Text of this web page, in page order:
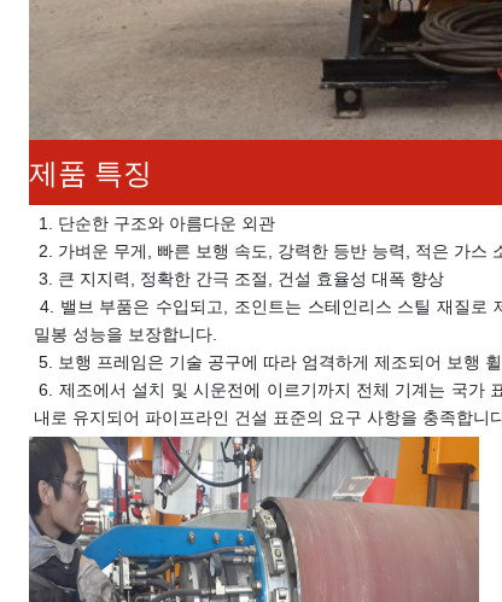
제품 특징
1. 단순한 구조와 아름다운 외관
2. 가벼운 무게, 빠른 보행 속도, 강력한 등반 능력, 적은 가스
3. 큰 지지력, 정확한 간극 조절, 건설 효율성 대폭 향상
4. 밸브 부품은 수입되고, 조인트는 스테인리스 스틸 재질
밀봉 성능을 보장합니다.
5.
보행 프레임은 기술 공구에 따라 엄격하게 제조되어 보행
6. 제조에서 설치 및 시운전에 이르기까지 전체 기계는 국가
내로 유지되어 파이프라인 건설 표준의 요구 사항을 충족합니